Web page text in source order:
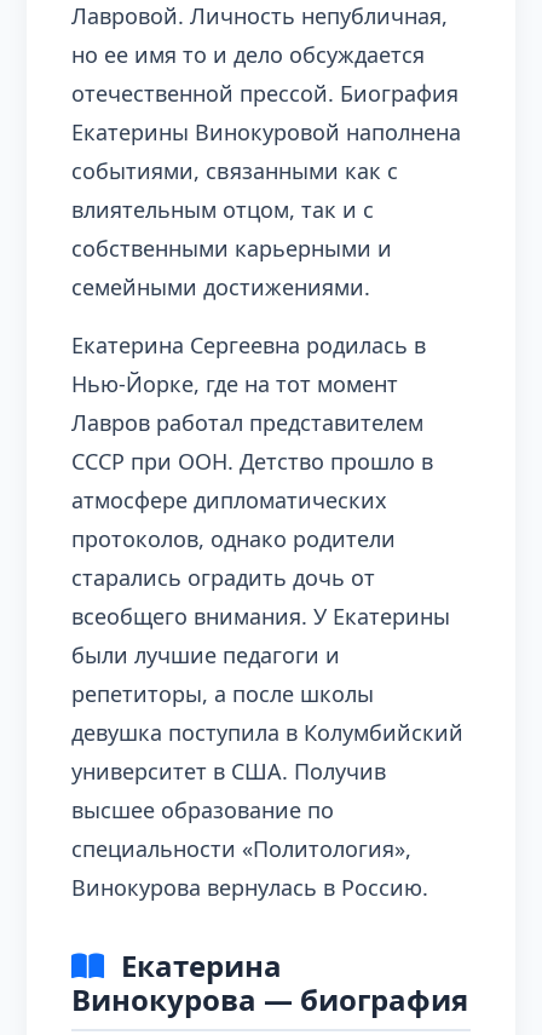
Лавровой. Личность непубличная,
но ее имя то и дело обсуждается
отечественной прессой. Биография
Екатерины Винокуровой наполнена
событиями, связанными как с
влиятельным отцом, так и с
собственными карьерными и
семейными достижениями.
Екатерина Сергеевна родилась в
Нью-Йорке, где на тот момент
Лавров работал представителем
СССР при ООН. Детство прошло в
атмосфере дипломатических
протоколов, однако родители
старались оградить дочь от
всеобщего внимания. У Екатерины
были лучшие педагоги и
репетиторы, а после школы
девушка поступила в Колумбийский
университет в США. Получив
высшее образование по
специальности «Политология»,
Винокурова вернулась в Россию.
Екатерина
Винокурова — биография